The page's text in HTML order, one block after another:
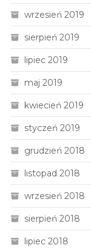
wrzesień 2019
sierpień 2019
lipiec 2019
maj 2019
kwiecień 2019
styczeń 2019
grudzień 2018
listopad 2018
wrzesień 2018
sierpień 2018
lipiec 2018